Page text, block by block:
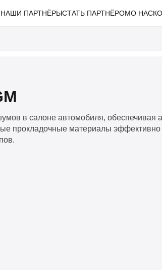
НАШИ ПАРТНЁРЫСТАТЬ ПАРТНЁРОМО НАС
в салоне автомобиля, обеспечивая
прокладочные материалы